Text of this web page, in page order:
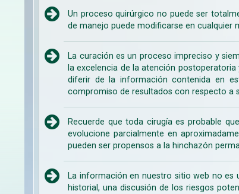
Un proceso quirúrgico no puede ser
de manejo puede modificarse en cualquier
La curación es un proceso impreciso y
la excelencia de la atención
diferir de la información contenida en
compromiso de resultados con respecto a
Recuerde que toda cirugía es probable
evolucione parcialmente en
pueden ser propensos a la hinchazón
La información en nuestro sitio web no es
historial, una discusión de los riesgos